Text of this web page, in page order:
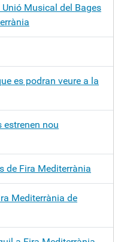
Musical del Bages
es podran veure a la
estrenen nou
de Fira Mediterrània
Mediterrània de